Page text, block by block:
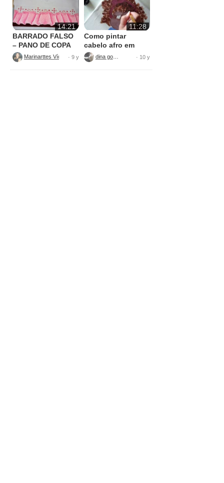
14:21
BARRADO FALSO
– PANO DE COPA
· 9 y
11:28
Como pintar
cabelo afro em
tecido
dina gomes · 10 y